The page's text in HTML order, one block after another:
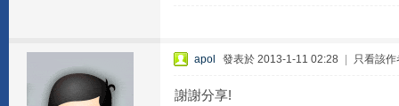
apol 發表於 2013-1-11 02:28 只看該作
謝謝分享!